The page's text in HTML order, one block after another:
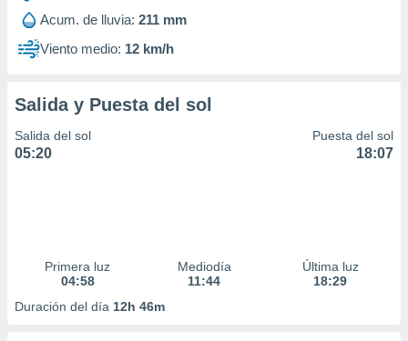
1199
Acum. de lluvia: 211 mm
Viento medio: 12 km/h
Salida y Puesta del sol
Salida del sol
05:20
Puesta del sol
18:07
Primera luz
04:58
Mediodía
11:44
Última luz
18:29
Duración del día 12h 46m